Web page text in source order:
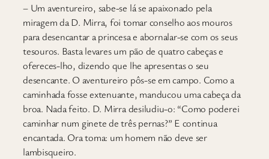
– Um aventureiro, sabe-se lá se apaixonado pela
miragem da D. Mirra, foi tomar conselho aos mouros
para desencantar a princesa e abornalar-se com os seus
tesouros. Basta levares um pão de quatro cabeças e
ofereces-lho, dizendo que lhe apresentas o seu
desencante. O aventureiro pôs-se em campo. Como a
caminhada fosse extenuante, manducou uma cabeça da
broa. Nada feito. D. Mirra desiludiu-o: “Como poderei
caminhar num ginete de três pernas?” E continua
encantada. Ora toma: um homem não deve ser
lambisqueiro.